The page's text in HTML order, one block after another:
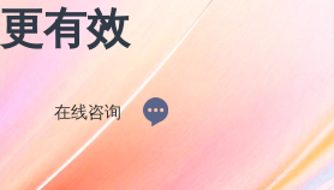
更有效
在线咨询